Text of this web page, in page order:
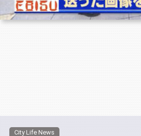
City Life News